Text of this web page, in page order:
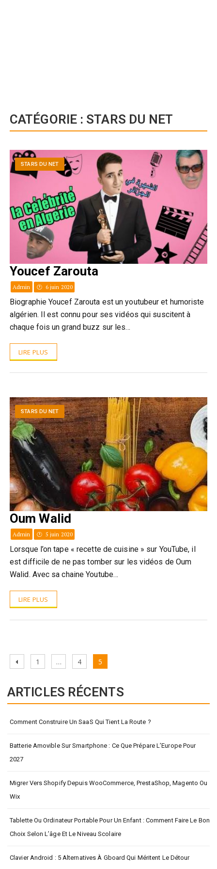
CATÉGORIE : STARS DU NET
STARS DU NET
Youcef Zarouta
Admin 6 juin 2020
Biographie Youcef Zarouta est un youtubeur et humoriste
algérien. Il est connu pour ses vidéos qui suscitent à
chaque fois un grand buzz sur les…
LIRE PLUS
STARS DU NET
Oum Walid
Admin 5 juin 2020
Lorsque l’on tape « recette de cuisine » sur YouTube, il
est difficile de ne pas tomber sur les vidéos de Oum
Walid. Avec sa chaine Youtube…
LIRE PLUS
Pagination
publications
PreviousPage
1 … Page
4 Page
5
ARTICLES RÉCENTS
Comment Construire Un SaaS Qui Tient La Route ?
Batterie Amovible Sur Smartphone : Ce Que Prépare L’Europe Pour
2027
Migrer Vers Shopify Depuis WooCommerce, PrestaShop, Magento Ou
Wix
Tablette Ou Ordinateur Portable Pour Un Enfant : Comment Faire Le Bon
Choix Selon L’âge Et Le Niveau Scolaire
Clavier Android : 5 Alternatives À Gboard Qui Méritent Le Détour